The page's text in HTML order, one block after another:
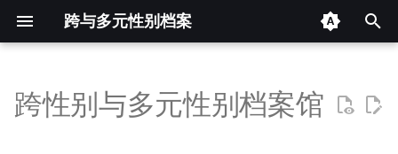
跨与多元性别档案
入
以
目录
跨性别与多元性别档案馆